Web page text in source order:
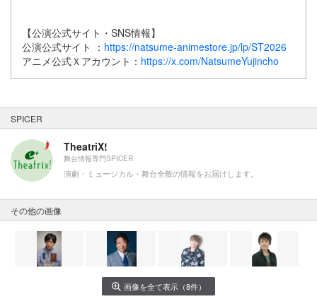
【公演公式サイト・SNS情報】
公演公式サイト ： https://natsume-animestore.jp/lp/ST2026
アニメ公式Ｘアカウント： https://x.com/NatsumeYujincho
SPICER
TheatriX!
舞台情報専門SPICER
演劇・ミュージカル・舞台全般の情報をお届けします。
その他の画像
画像を全て表示（8件）